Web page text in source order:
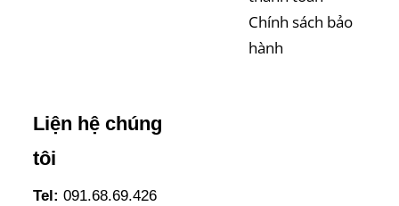
Chính sách bảo
hành
Liện hệ chúng
tôi
Tel: 091.68.69.426